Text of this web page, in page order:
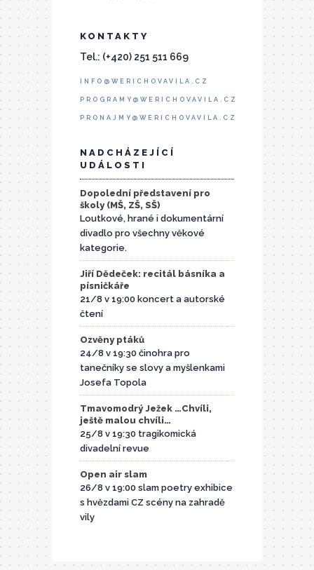
KONTAKTY
Tel.: (+420) 251 511 669
INFO@WERICHOVAVILA.CZ
PROGRAMY@WERICHOVAVILA.CZ
PRONAJMY@WERICHOVAVILA.CZ
NADCHÁZEJÍCÍ
UDÁLOSTI
Dopolední představení pro
školy (MŠ, ZŠ, SŠ)
Loutkové, hrané i dokumentární
divadlo pro všechny věkové
kategorie.
Jiří Dědeček: recitál básníka a
písničkáře
21/8 v 19:00 koncert a autorské
čtení
Ozvěny ptáků
24/8 v 19:30 činohra pro
tanečníky se slovy a myšlenkami
Josefa Topola
Tmavomodrý Ježek …Chvíli,
ještě malou chvíli…
25/8 v 19:30 tragikomická
divadelní revue
Open air slam
26/8 v 19:00 slam poetry exhibice
s hvězdami CZ scény na zahradě
vily